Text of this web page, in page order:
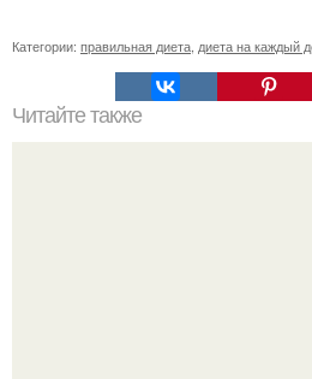
Категории: правильная диета, диета на каждый
Читайте также